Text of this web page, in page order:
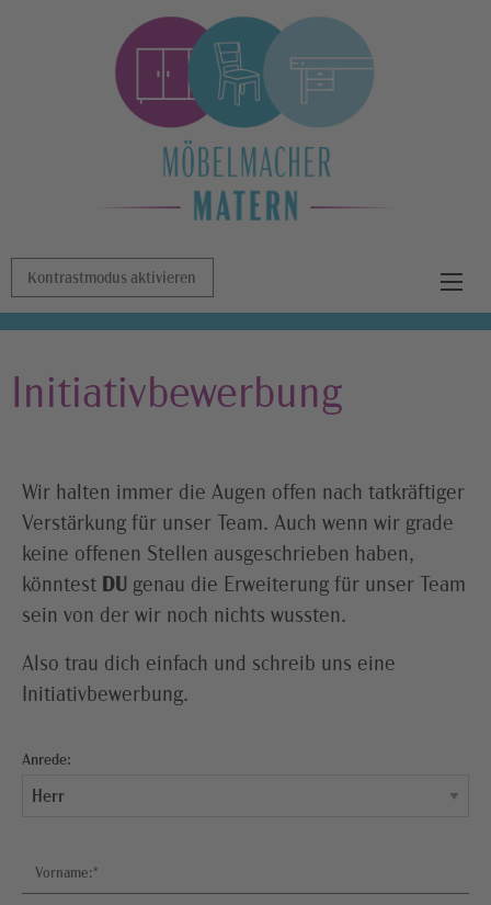
Kontrastmodus aktivieren
Initiativbewerbung
Wir halten immer die Augen offen nach tatkräftiger
Verstärkung für unser Team. Auch wenn wir grade
keine offenen Stellen ausgeschrieben haben,
könntest DU genau die Erweiterung für unser Team
sein von der wir noch nichts wussten.
Also trau dich einfach und schreib uns eine
Initiativbewerbung.
Anrede:
Vorname:*